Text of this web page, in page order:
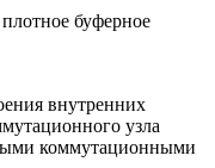
буферное
внутренних
узла
коммутационными